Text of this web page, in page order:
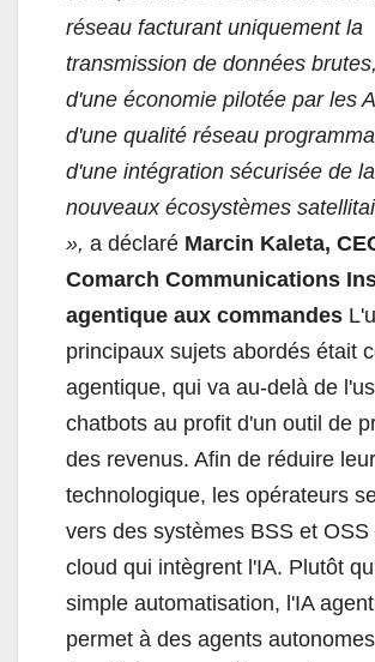
réseau facturant uniquement la
transmission de données
d'une économie pilotée par les
d'une qualité réseau
d'une intégration sécurisée de
nouveaux écosystèmes
», a déclaré Marcin Kaleta,
Comarch Communications
agentique aux commandes
principaux sujets abordés était
agentique, qui va au-delà de
chatbots au profit d'un outil de
des revenus. Afin de réduire
technologique, les opérateurs
vers des systèmes BSS et OSS
cloud qui intègrent l'IA. Plutôt
simple automatisation, l'IA
permet à des agents